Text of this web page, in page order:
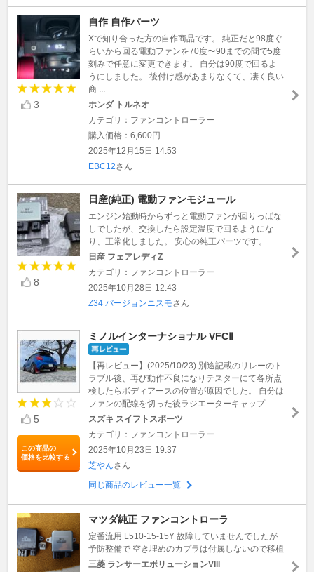
3
自作 自作パーツ
Xで知り合った方の自作商品です。 純正だと98度ぐ
らいから回る電動ファンを70度〜90までの間で5度
刻みで任意に変更できます。 自分は90度で回るよ
うにしました。 後付け感があまりなくて、凄く良い
商 ...
ホンダ トルネオ
カテゴリ：ファンコントローラー
購入価格：6,600円
2025年12月15日 14:53
EBC12さん
8
日産(純正) 電動ファンモジュール
エンジン始動時からずっと電動ファンが回りっぱな
しでしたが、交換したら設定温度で回るようにな
り、正常化しました。 安心の純正パーツです。
日産 フェアレディZ
カテゴリ：ファンコントローラー
2025年10月28日 12:43
Z34 バージョンニスモさん
5
この商品の
価格を比較する
ミノルインターナショナル VFCⅡ
【再レビュー】(2025/10/23) 別途記載のリレーのト
ラブル後、再び動作不良になりテスターにて各所点
検したらボディアースの位置が原因でした。 自分は
ファンの配線を切った後ラジエーターキャップ ...
スズキ スイフトスポーツ
カテゴリ：ファンコントローラー
2025年10月23日 19:37
芝やんさん
同じ商品のレビュー一覧
マツダ純正 ファンコントローラ
定番流用 L510-15-15Y 故障していませんでしたが
予防整備で 空き埋めのカプラは付属しないので移植
三菱 ランサーエボリューションVIII